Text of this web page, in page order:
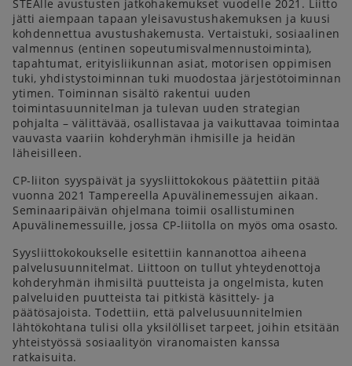
STEAlle avustusten jatkohakemukset vuodelle 2021. Liitto
jätti aiempaan tapaan yleisavustushakemuksen ja kuusi
kohdennettua avustushakemusta. Vertaistuki, sosiaalinen
valmennus (entinen sopeutumisvalmennustoiminta),
tapahtumat, erityisliikunnan asiat, motorisen oppimisen
tuki, yhdistystoiminnan tuki muodostaa järjestötoiminnan
ytimen. Toiminnan sisältö rakentui uuden
toimintasuunnitelman ja tulevan uuden strategian
pohjalta – välittävää, osallistavaa ja vaikuttavaa toimintaa
vauvasta vaariin kohderyhmän ihmisille ja heidän
läheisilleen.
CP-liiton syyspäivät ja syysliittokokous päätettiin pitää
vuonna 2021 Tampereella Apuvälinemessujen aikaan.
Seminaaripäivän ohjelmana toimii osallistuminen
Apuvälinemessuille, jossa CP-liitolla on myös oma osasto.
Syysliittokokoukselle esitettiin kannanottoa aiheena
palvelusuunnitelmat. Liittoon on tullut yhteydenottoja
kohderyhmän ihmisiltä puutteista ja ongelmista, kuten
palveluiden puutteista tai pitkistä käsittely- ja
päätösajoista. Todettiin, että palvelusuunnitelmien
lähtökohtana tulisi olla yksilölliset tarpeet, joihin etsitään
yhteistyössä sosiaalityön viranomaisten kanssa
ratkaisuita.